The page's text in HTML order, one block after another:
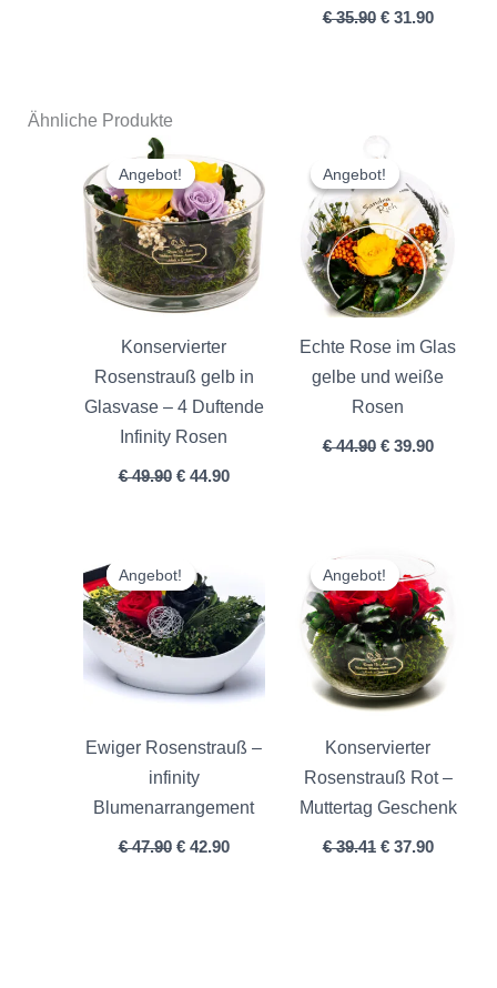
€35.90 €31.90
Ähnliche Produkte
Angebot!
Angebot!
Konservierter
Rosenstrauß gelb in
Glasvase – 4 Duftende
Infinity Rosen
€49.90
Preis
war:
€ 49.90
€44.90
Preis
ist:
€ 44.90.
Angebot!
Angebot!
Echte Rose im Glas
gelbe und weiße
Rosen
€44.90
Preis
war:
€ 44.90
€39.90
€ 39.90.
Angebot!
Angebot!
Ewiger Rosenstrauß –
infinity
Blumenarrangement
€47.90
Preis
war:
€ 47.90
€42.90
€ 42.90.
Angebot!
Angebot!
Konservierter
Rosenstrauß Rot –
Muttertag Geschenk
€39.41
Preis
war:
€ 39.41
€37.90
Preis
ist:
€ 37.90.